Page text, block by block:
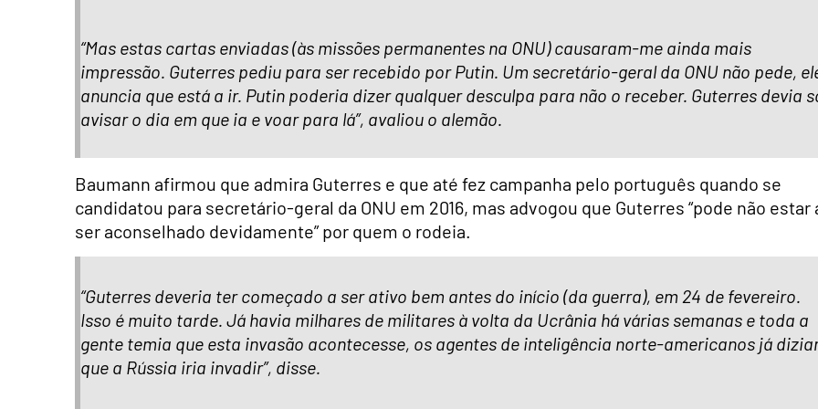
“Mas estas cartas enviadas (às missões permanentes na ONU) causaram-me ainda mais
impressão. Guterres pediu para ser recebido por Putin. Um secretário-geral da ONU não pede,
anuncia que está a ir. Putin poderia dizer qualquer desculpa para não o receber. Guterres devia
avisar o dia em que ia e voar para lá”, avaliou o alemão.
Baumann afirmou que admira Guterres e que até fez campanha pelo português quando se
candidatou para secretário-geral da ONU em 2016, mas advogou que Guterres “pode não estar
ser aconselhado devidamente” por quem o rodeia.
“Guterres deveria ter começado a ser ativo bem antes do início (da guerra), em 24 de fevereiro.
Isso é muito tarde. Já havia milhares de militares à volta da Ucrânia há várias semanas e toda a
gente temia que esta invasão acontecesse, os agentes de inteligência norte-americanos já
que a Rússia iria invadir”, disse.